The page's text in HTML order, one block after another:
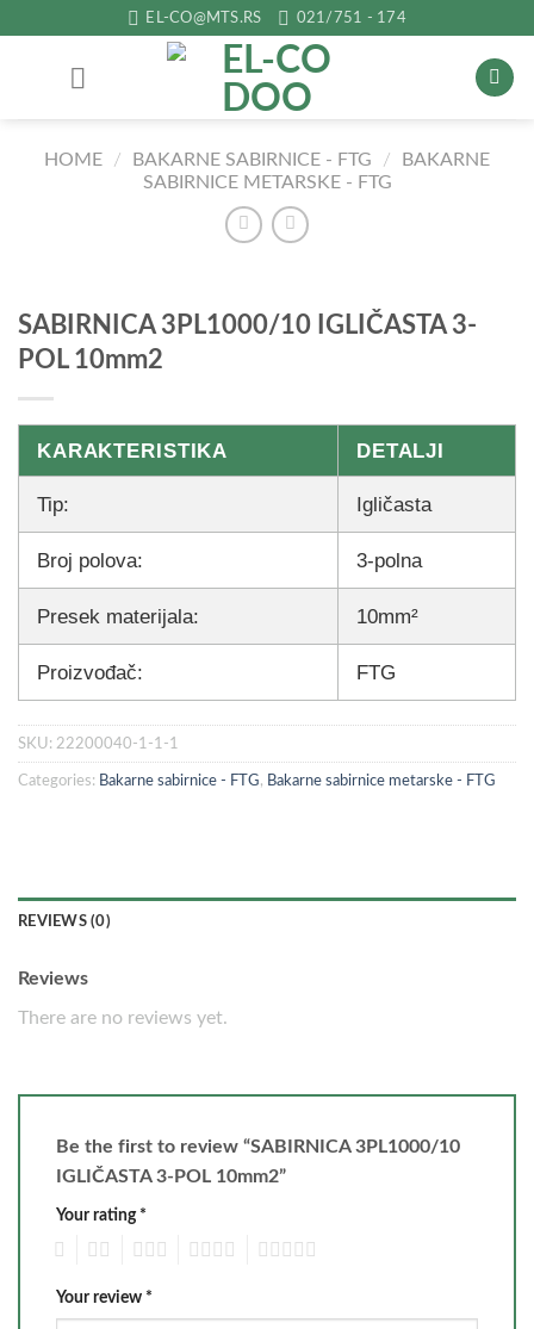
EL-CO@MTS.RS 021/751 - 174
HOME / BAKARNE SABIRNICE - FTG /
BAKARNE
SABIRNICE METARSKE - FTG
SABIRNICA 3PL1000/10 IGLIČASTA 3-
POL 10mm2
KARAKTERISTIKA DETALJI
Tip: Igličasta
Broj polova: 3-polna
Presek materijala: 10mm²
Proizvođač: FTG
SKU: 22200040-1-1-1
Categories: Bakarne sabirnice - FTG, Bakarne sabirnice metarske - FTG
REVIEWS (0)
Reviews
There are no reviews yet.
Be the first to review “SABIRNICA 3PL1000/10
IGLIČASTA 3-POL 10mm2”
Your rating *
Your review *